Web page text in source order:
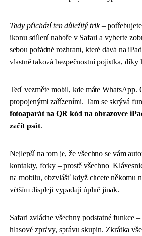
Tady přichází ten důležitý trik–
ikonu sdílení nahoře v Safari a vyberte
sebou pořádné rozhraní, které dává na
vlastně taková bezpečnostní pojistka,
Teď vezměte mobil, kde máte WhatsApp.
propojenými zařízeními. Tam se skrývá
fotoaparát na QR kód na obrazovce
začít psát.
Nejlepší na tom je, že všechno se vám
kontakty, fotky – prostě všechno.
na mobilu, obzvlášť když chcete někomu
větším displeji vypadají úplně jinak.
Safari zvládne všechny podstatné funkce
hlasové zprávy, správu skupin. Zkrátka